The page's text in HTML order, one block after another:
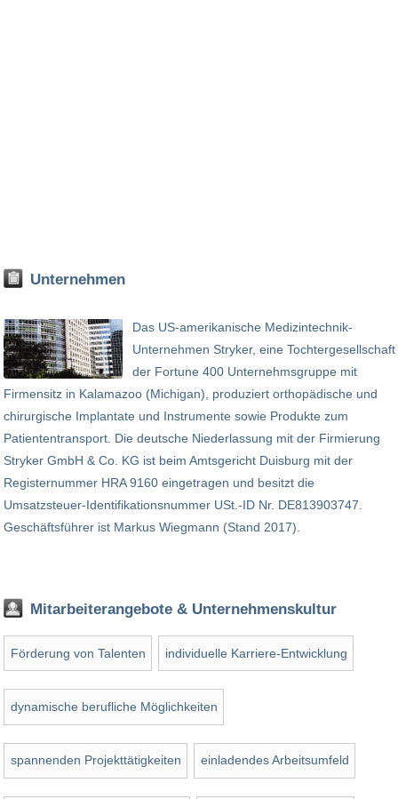
Unternehmen
Das US-amerikanische Medizintechnik-
Unternehmen Stryker, eine Tochtergesellschaft
der Fortune 400 Unternehmsgruppe mit
Firmensitz in Kalamazoo (Michigan), produziert orthopädische und
chirurgische Implantate und Instrumente sowie Produkte zum
Patiententransport. Die deutsche Niederlassung mit der Firmierung
Stryker GmbH & Co. KG ist beim Amtsgericht Duisburg mit der
Registernummer HRA 9160 eingetragen und besitzt die
Umsatzsteuer-Identifikationsnummer USt.-ID Nr. DE813903747.
Geschäftsführer ist Markus Wiegmann (Stand 2017).
Mitarbeiterangebote & Unternehmenskultur
Förderung von Talenten individuelle Karriere-Entwicklung
dynamische berufliche Möglichkeiten
spannenden Projekttätigkeiten einladendes Arbeitsumfeld